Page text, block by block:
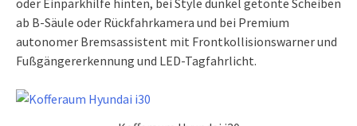
ab B-Säule oder Rückfahrkamera und bei Premium
autonomer Bremsassistent mit Frontkollisionswarner und
Fußgängererkennung und LED-Tagfahrlicht.